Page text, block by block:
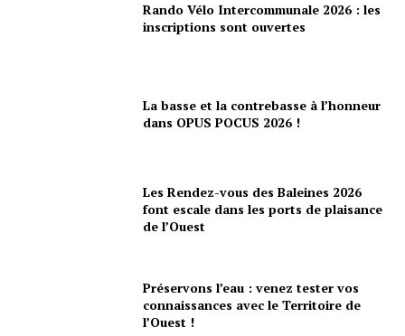
Rando Vélo Intercommunale 2026 : les
inscriptions sont ouvertes
La basse et la contrebasse à l’honneur
dans OPUS POCUS 2026 !
Les Rendez-vous des Baleines 2026
font escale dans les ports de plaisance
de l’Ouest
Préservons l’eau : venez tester vos
connaissances avec le Territoire de
l’Ouest !